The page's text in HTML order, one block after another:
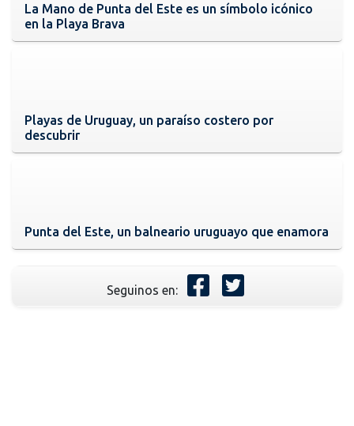
La Mano de Punta del Este es un símbolo icónico
en la Playa Brava
Playas de Uruguay, un paraíso costero por
descubrir
Punta del Este, un balneario uruguayo que enamora
Seguinos en: